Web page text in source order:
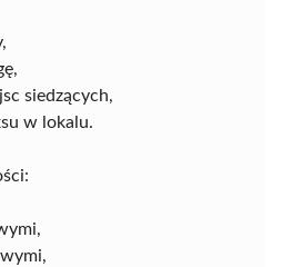
siedzących,
w lokalu.